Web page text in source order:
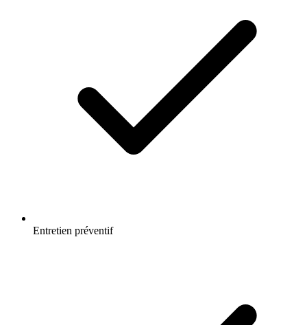
Entretien préventif